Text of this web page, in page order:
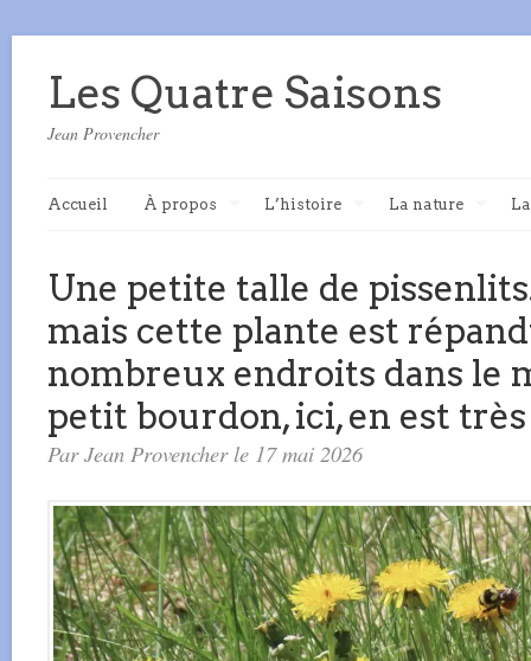
Les Quatre Saisons
Jean Provencher
Accueil À propos L’histoire La nature
Une petite talle de
mais cette plante est
nombreux endroits dans le
petit bourdon, ici, en est
Par Jean Provencher le 17 mai 2026